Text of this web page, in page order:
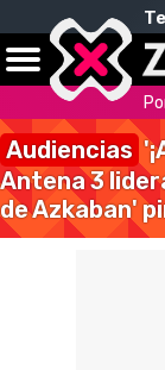
Audiencias
Antena 3
de Azkaban'